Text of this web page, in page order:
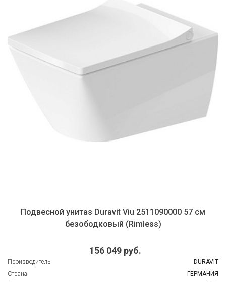
Подвесной унитаз Duravit Viu 2511090000 57 см
безободковый (Rimless)
156 049 руб.
Производитель
DURAVIT
Страна
ГЕРМАНИЯ